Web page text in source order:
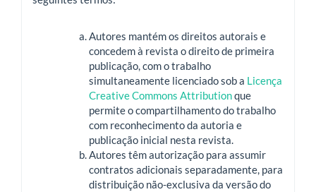
Autores mantém os direitos autorais e
concedem à revista o direito de primeira
publicação, com o trabalho
simultaneamente licenciado sob a Licença
Creative Commons Attributionque
permite o compartilhamento do trabalho
com reconhecimento da autoria e
publicação inicial nesta revista.
Autores têm autorização para assumir
contratos adicionais separadamente, para
distribuição não-exclusiva da versão do